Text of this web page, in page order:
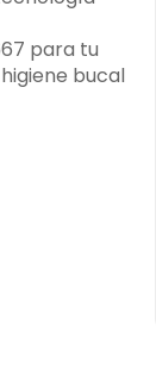
para tu
bucal